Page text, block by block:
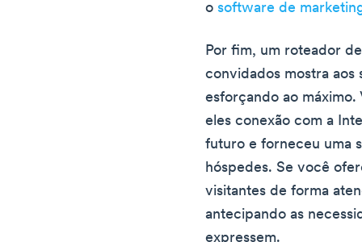
osoftware de
Por fim, um roteador
convidados mostra aos
esforçando ao
eles conexão com a
futuro e forneceu uma
hóspedes. Se você
visitantes de forma
antecipando as
expressem.